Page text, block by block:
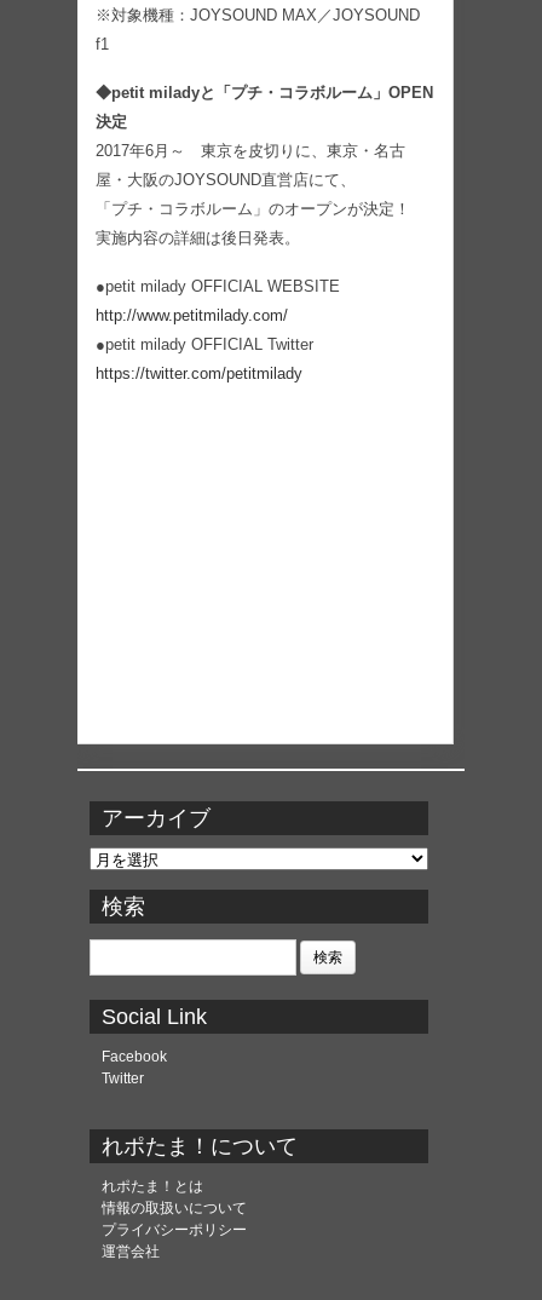
※対象機種：JOYSOUND MAX／JOYSOUND
f1
◆petit miladyと「プチ・コラボルーム」OPEN
決定
2017年6月～ 東京を皮切りに、東京・名古
屋・大阪のJOYSOUND直営店にて、
「プチ・コラボルーム」のオープンが決定！
実施内容の詳細は後日発表。
●petit milady OFFICIAL WEBSITE
http://www.petitmilady.com/
●petit milady OFFICIAL Twitter
https://twitter.com/petitmilady
アーカイブ
ア
カ
イ
ブ
検索
検
Social Link
Facebook
Twitter
れポたま！について
れポたま！とは
情報の取扱いについて
プライバシーポリシー
運営会社